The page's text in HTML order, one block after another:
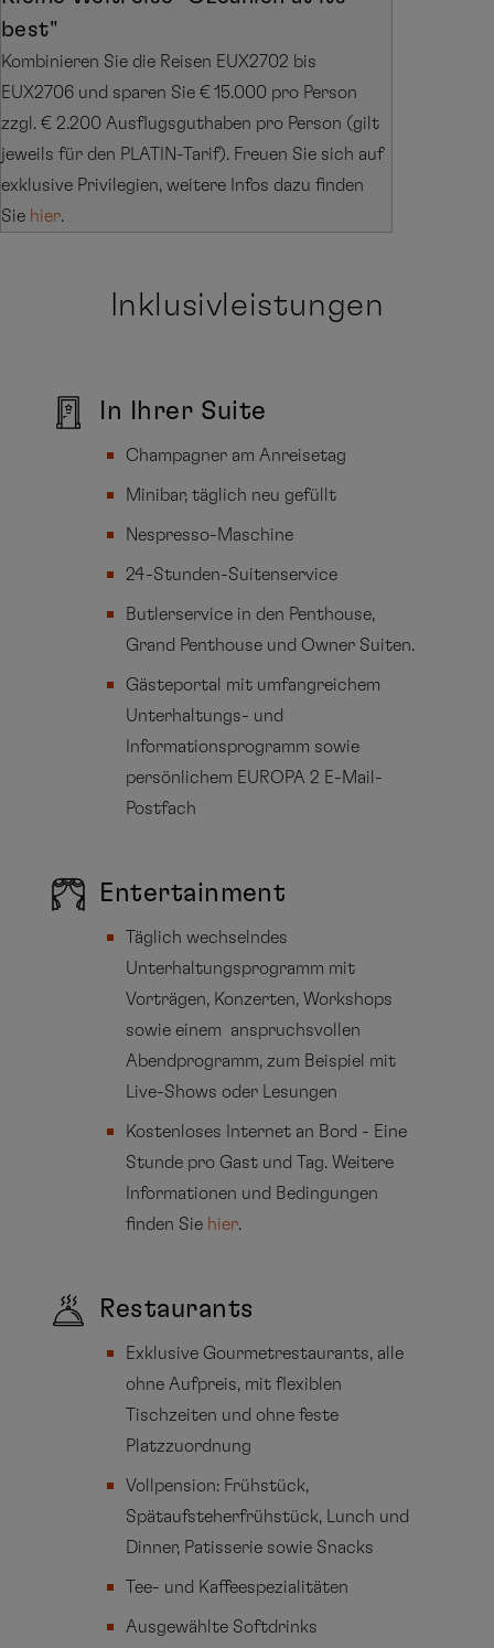
best"
Kombinieren Sie die Reisen EUX2702 bis
EUX2706 und sparen Sie € 15.000 pro Person
zzgl. € 2.200 Ausflugsguthaben pro Person (gilt
jeweils für den PLATIN-Tarif). Freuen Sie sich auf
exklusive Privilegien, weitere Infos dazu finden
Sie hier.
Inklusivleistungen
In Ihrer Suite
Champagner am Anreisetag
Minibar, täglich neu gefüllt
Nespresso-Maschine
24-Stunden-Suitenservice
Butlerservice in den Penthouse,
Grand Penthouse und Owner Suiten.
Gästeportal mit umfangreichem
Unterhaltungs- und
Informationsprogramm sowie
persönlichem EUROPA 2 E-Mail-
Postfach
Entertainment
Täglich wechselndes
Unterhaltungsprogramm mit
Vorträgen, Konzerten, Workshops
sowie einem anspruchsvollen
Abendprogramm, zum Beispiel mit
Live-Shows oder Lesungen
Kostenloses Internet an Bord - Eine
Stunde pro Gast und Tag. Weitere
Informationen und Bedingungen
finden Sie hier.
Restaurants
Exklusive Gourmetrestaurants, alle
ohne Aufpreis, mit flexiblen
Tischzeiten und ohne feste
Platzzuordnung
Vollpension: Frühstück,
Spätaufsteherfrühstück, Lunch und
Dinner, Patisserie sowie Snacks
Tee- und Kaffeespezialitäten
Ausgewählte Softdrinks